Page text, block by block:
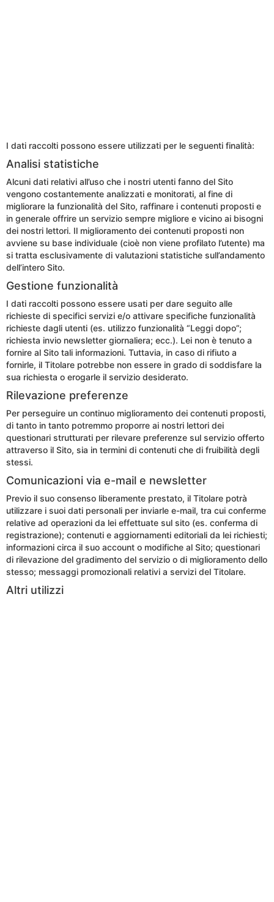
I dati raccolti possono essere utilizzati per le seguenti finalità:
Analisi statistiche
Alcuni dati relativi all’uso che i nostri utenti fanno del Sito
vengono costantemente analizzati e monitorati, al fine di
migliorare la funzionalità del Sito, raffinare i contenuti proposti e
in generale offrire un servizio sempre migliore e vicino ai bisogni
dei nostri lettori. Il miglioramento dei contenuti proposti non
avviene su base individuale (cioè non viene profilato l’utente) ma
si tratta esclusivamente di valutazioni statistiche sull’andamento
dell’intero Sito.
Gestione funzionalità
I dati raccolti possono essere usati per dare seguito alle
richieste di specifici servizi e/o attivare specifiche funzionalità
richieste dagli utenti (es. utilizzo funzionalità “Leggi dopo”;
richiesta invio newsletter giornaliera; ecc.). Lei non è tenuto a
fornire al Sito tali informazioni. Tuttavia, in caso di rifiuto a
fornirle, il Titolare potrebbe non essere in grado di soddisfare la
sua richiesta o erogarle il servizio desiderato.
Rilevazione preferenze
Per perseguire un continuo miglioramento dei contenuti proposti,
di tanto in tanto potremmo proporre ai nostri lettori dei
questionari strutturati per rilevare preferenze sul servizio offerto
attraverso il Sito, sia in termini di contenuti che di fruibilità degli
stessi.
Comunicazioni via e-mail e newsletter
Previo il suo consenso liberamente prestato, il Titolare potrà
utilizzare i suoi dati personali per inviarle e-mail, tra cui conferme
relative ad operazioni da lei effettuate sul sito (es. conferma di
registrazione); contenuti e aggiornamenti editoriali da lei richiesti;
informazioni circa il suo account o modifiche al Sito; questionari
di rilevazione del gradimento del servizio o di miglioramento dello
stesso; messaggi promozionali relativi a servizi del Titolare.
Altri utilizzi